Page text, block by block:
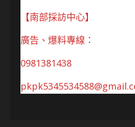
【南部採訪中心】
廣告、爆料專線：
0981381438